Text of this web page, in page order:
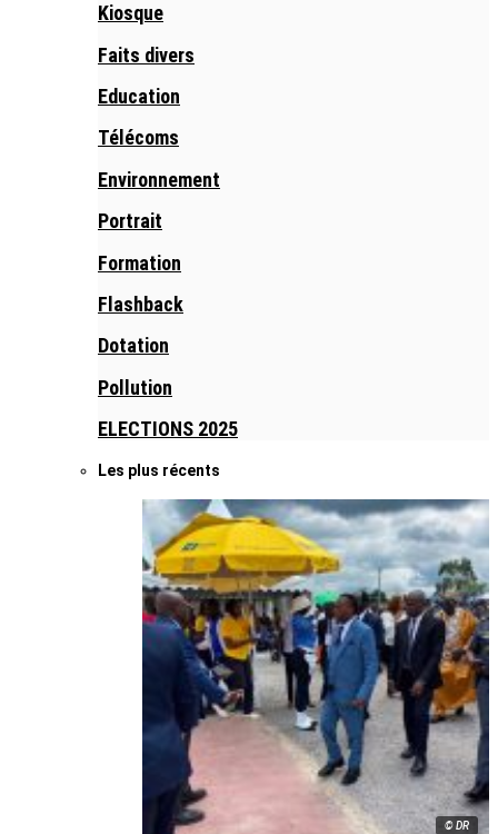
Kiosque
Faits divers
Education
Télécoms
Environnement
Portrait
Formation
Flashback
Dotation
Pollution
ELECTIONS 2025
Les plus récents
© DR